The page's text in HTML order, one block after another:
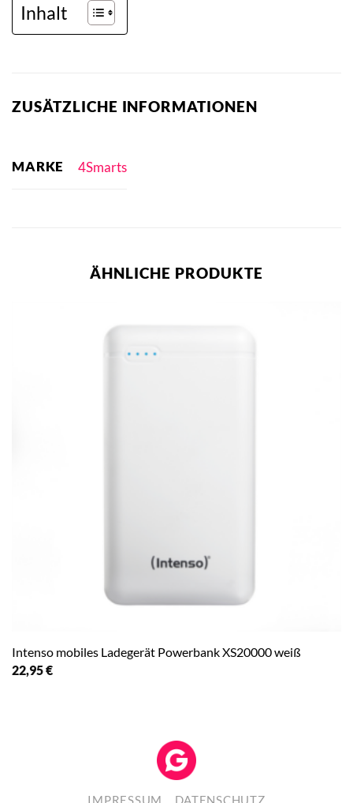
Inhalt
ZUSÄTZLICHE INFORMATIONEN
MARKE 4Smarts
ÄHNLICHE PRODUKTE
Intenso mobiles Ladegerät Powerbank XS20000 weiß
22,95€
IMPRESSUM DATENSCHUTZ